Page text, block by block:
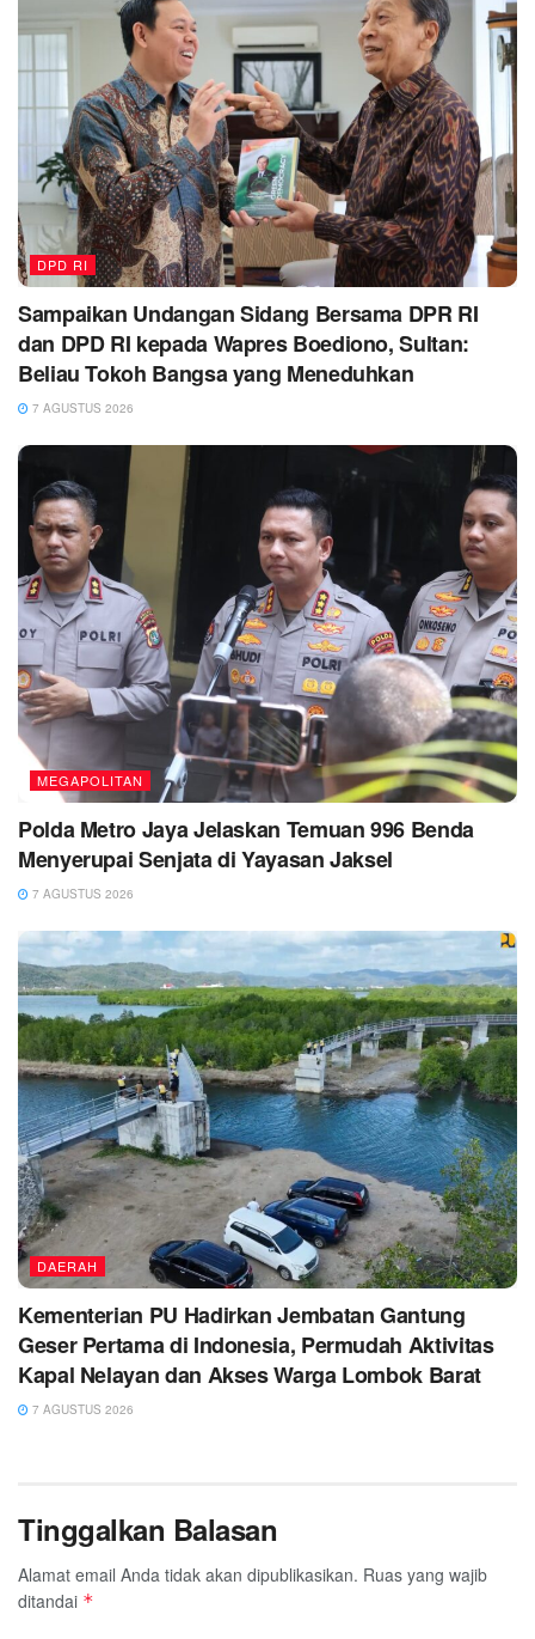
DPD RI
Sampaikan Undangan Sidang Bersama DPR RI
dan DPD RI kepada Wapres Boediono, Sultan:
Beliau Tokoh Bangsa yang Meneduhkan
7 AGUSTUS 2026
MEGAPOLITAN
Polda Metro Jaya Jelaskan Temuan 996 Benda
Menyerupai Senjata di Yayasan Jaksel
7 AGUSTUS 2026
DAERAH
Kementerian PU Hadirkan Jembatan Gantung
Geser Pertama di Indonesia, Permudah Aktivitas
Kapal Nelayan dan Akses Warga Lombok Barat
7 AGUSTUS 2026
Tinggalkan Balasan
Alamat email Anda tidak akan dipublikasikan. Ruas yang wajib
ditandai *